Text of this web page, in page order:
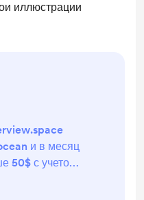
Не?...
иллюстрации
и в месяц
50$ с учетом